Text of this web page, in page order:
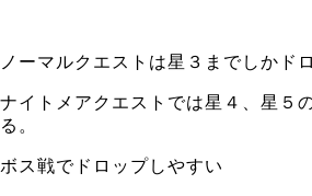
ノーマルクエストは星３までしかド
ナイトメアクエストでは星４、星５
る。
ボス戦でドロップしやすい